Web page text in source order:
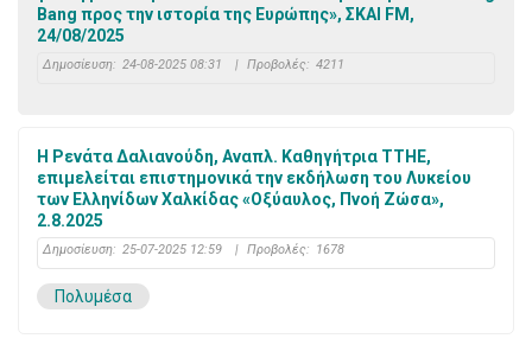
Bang προς την ιστορία της Ευρώπης», ΣΚΑΙ FM,
24/08/2025
Δημοσίευση: 24-08-2025 08:31 | Προβολές: 4211
Η Ρενάτα Δαλιανούδη, Αναπλ. Καθηγήτρια ΤΤΗΕ,
επιμελείται επιστημονικά την εκδήλωση του Λυκείου
των Ελληνίδων Χαλκίδας «Οξύαυλος, Πνοή Ζώσα»,
2.8.2025
Δημοσίευση: 25-07-2025 12:59 | Προβολές: 1678
Πολυμέσα